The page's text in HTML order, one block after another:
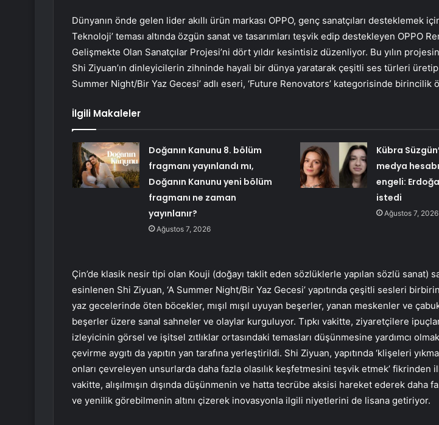
Dünyanın önde gelen lider akıllı ürün markası OPPO, genç sanatçıları desteklemek
Teknoloji’ teması altında özgün sanat ve tasarımları teşvik edip destekleyen OPPO
Gelişmekte Olan Sanatçılar Projesi’ni dört yıldır kesintisiz düzenliyor. Bu yılın
Shi Ziyuan’ın dinleyicilerin zihninde hayali bir dünya yaratarak çeşitli ses türleri üretip
Summer Night/Bir Yaz Gecesi’ adlı eseri, ‘Future Renovators’ kategorisinde birincilik
İlgili Makaleler
Doğanın Kanunu 8. bölüm
fragmanı yayınlandı mı,
Doğanın Kanunu yeni bölüm
fragmanı ne zaman
yayınlanır?
Ağustos 7, 2026
Kübra
medya
engeli:
istedi
Ağustos 7, 2026
Çin’de klasik nesir tipi olan Kouji (doğayı taklit eden sözlüklerle yapılan sözlü sanat)
esinlenen Shi Ziyuan, ‘A Summer Night/Bir Yaz Gecesi’ yapıtında çeşitli sesleri
yaz gecelerinde öten böcekler, mışıl mışıl uyuyan beşerler, yanan meskenler ve
beşerler üzere sanal sahneler ve olaylar kurguluyor. Tıpkı vakitte, ziyaretçilere
izleyicinin görsel ve işitsel zıtlıklar ortasındaki temasları düşünmesine yardımcı
çevirme aygıtı da yapıtın yan tarafına yerleştirildi. Shi Ziyuan, yapıtında ‘klişeleri
onları çevreleyen unsurlarda daha fazla olasılık keşfetmesini teşvik etmek’ fikrinden
vakitte, alışılmışın dışında düşünmenin ve hatta tecrübe aksisi hareket ederek daha
ve yenilik görebilmenin altını çizerek inovasyonla ilgili niyetlerini de lisana getiriyor.